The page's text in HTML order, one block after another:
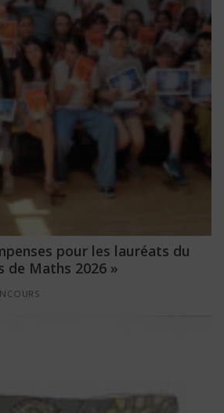
pour les lauréats du
de Maths 2026 »